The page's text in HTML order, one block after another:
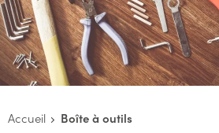
Accueil Boîte à outils